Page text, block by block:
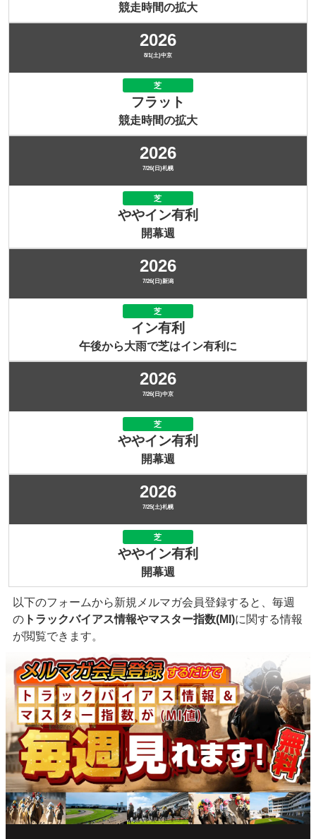
競走時間の拡大
2026
8/1(土)中京
芝
フラット
競走時間の拡大
2026
7/26(日)札幌
芝
ややイン有利
開幕週
2026
7/26(日)新潟
芝
イン有利
午後から大雨で芝はイン有利に
2026
7/26(日)中京
芝
ややイン有利
開幕週
2026
7/25(土)札幌
芝
ややイン有利
開幕週
以下のフォームから新規メルマガ会員登録すると、毎週
の トラックバイアス情報やマスター指数(MI)に関する情報
が閲覧できます。